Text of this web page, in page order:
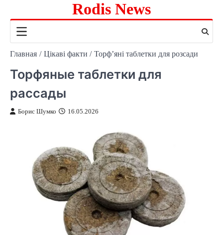
содержимому
Rodis News
Главная Цікаві факти Торф’яні таблетки для розсади
Торфяные таблетки для
рассады
Борис Шумко 16.05.2026